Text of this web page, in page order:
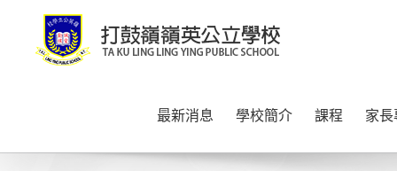
content
最新消息 學校簡介 課程 家